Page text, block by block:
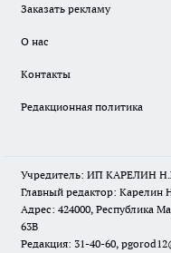
Заказать рекламу
О нас
Контакты
Редакционная политика
Учредитель: ИП КАРЕЛИН
Главный редактор: Карелин
Адрес: 424000, Республика
63В
Редакция: 31-40-60,